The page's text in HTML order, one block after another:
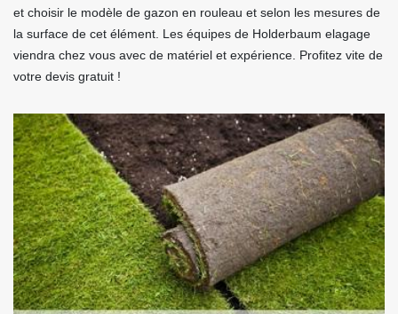
et choisir le modèle de gazon en rouleau et selon les mesures de
la surface de cet élément. Les équipes de Holderbaum elagage
viendra chez vous avec de matériel et expérience. Profitez vite de
votre devis gratuit !